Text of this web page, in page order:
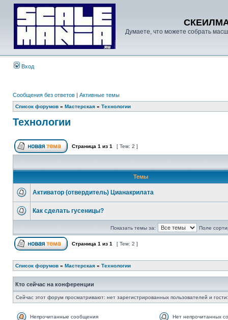
Думаете, что можете собрать
Вход
Сообщения без ответов | Активные темы
Список форумов » Мастерская » Технологии
Технологии
Страница 1 из 1 [ Тем: 2 ]
Темы
Активатор (отвердитель) Цианакрилата
Как сделать гусеницы?
Показать темы за: Поле
Страница 1 из 1 [ Тем: 2 ]
Список форумов » Мастерская » Технологии
Кто сейчас на конференции
Сейчас этот форум просматривают: нет зарегистрированных пользователей и
Непрочитанные сообщения Нет непрочитанных